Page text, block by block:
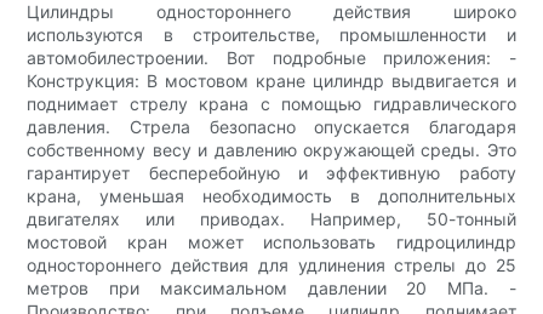
Цилиндры одностороннего действия широко
используются в строительстве, промышленности и
автомобилестроении. Вот подробные приложения: -
Конструкция: В мостовом кране цилиндр выдвигается и
поднимает стрелу крана с помощью гидравлического
давления. Стрела безопасно опускается благодаря
собственному весу и давлению окружающей среды. Это
гарантирует бесперебойную и эффективную работу
крана, уменьшая необходимость в дополнительных
двигателях или приводах. Например, 50-тонный
мостовой кран может использовать гидроцилиндр
одностороннего действия для удлинения стрелы до 25
метров при максимальном давлении 20 МПа. -